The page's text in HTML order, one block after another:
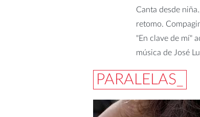
Canta desde
retomo.
"En clave de mí"
música de José
PARALELAS_